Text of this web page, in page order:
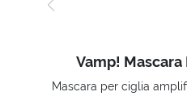
Vamp!
Mascara per ciglia